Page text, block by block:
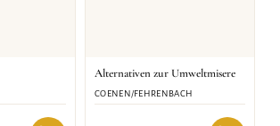
Alternativen zur Umweltmisere
COENEN/FEHRENBACH